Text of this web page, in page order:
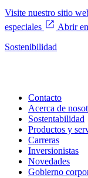
Visite nuestro sitio
especiales
Abrir
Sostenibilidad
Contacto
Acerca de
Sostentabilidad
Productos y
Carreras
Inversionistas
Novedades
Gobierno